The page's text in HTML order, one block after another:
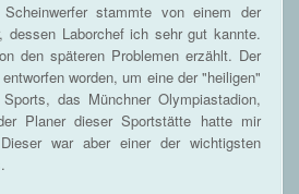
stammte von einem der
dessen Laborchef ich sehr gut kannte.
den späteren Problemen erzählt. Der
worden, um eine der "heiligen"
das Münchner Olympiastadion,
Planer dieser Sportstätte hatte mir
war aber einer der wichtigsten